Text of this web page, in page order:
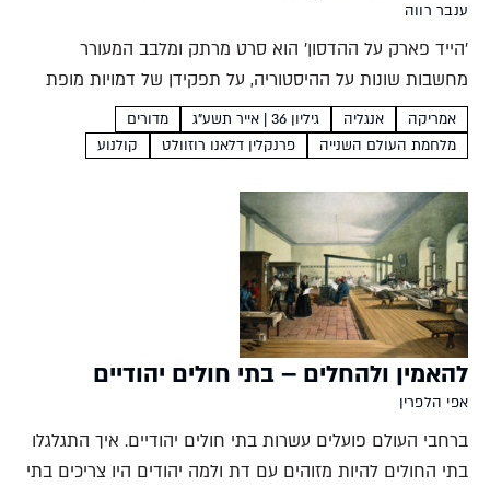
ענבר רווה
'הייד פארק על ההדסון' הוא סרט מרתק ומלבב המעורר
מחשבות שונות על ההיסטוריה, על תפקידן של דמויות מופת
ודמויות שוליים בעיצובה, ועל מקומן של נשים בתוכה ענבר רווה
הייד פארק על ההדסון רוג'ר מיטשל וריצ'רד...
אמריקה אנגליה גיליון 36 | אייר תשע"ג
מדורים
מלחמת העולם השנייה
פרנקלין דלאנו רוזוולט קולנוע
להאמין ולהחלים – בתי חולים יהודיים
אפי הלפרין
ברחבי העולם פועלים עשרות בתי חולים יהודיים. איך התגלגלו
בתי החולים להיות מזוהים עם דת ולמה יהודים היו צריכים בתי